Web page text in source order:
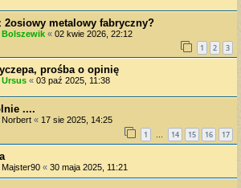
2osiowy metalowy fabryczny?
Bolszewik « 02 kwie 2026, 22:12
1 2 3
prośba o opinię
Ursus « 03 paź 2025, 11:38
....
Norbert « 17 sie 2025, 14:25
1 … 14 15 16 17
Majster90 « 30 maja 2025, 11:21